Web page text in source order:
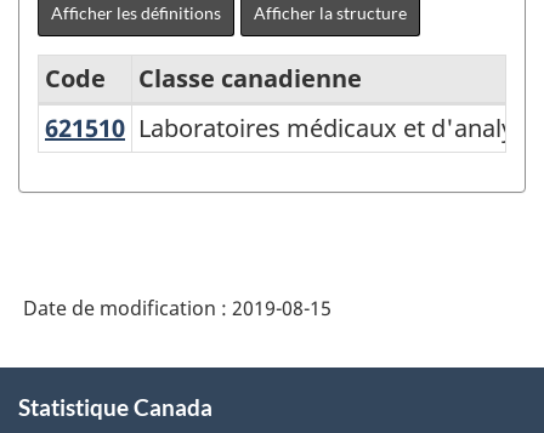
Afficher les définitions Afficher la structure
Système
industries
l'Amérique
du
Code
Classe canadienne
621510 Laboratoires médicaux et
Laboratoires médicaux et
Date de modification : 2019-08-15
propos
Statistique Canada